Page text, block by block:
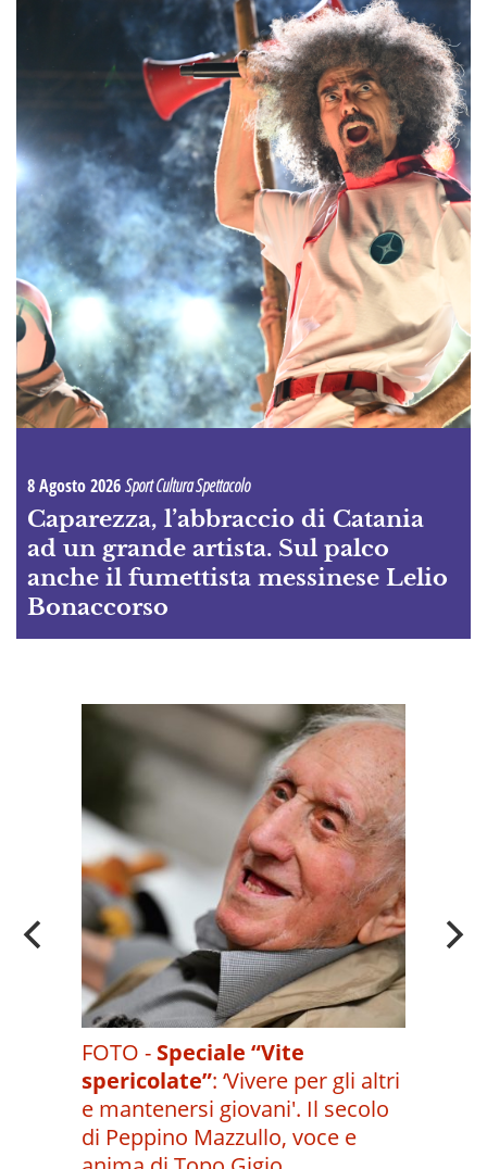
8 Agosto 2026Sport Cultura Spettacolo
Caparezza, l’abbraccio di Catania
ad un grande artista. Sul palco
anche il fumettista messinese Lelio
Bonaccorso
FOTO - Speciale “Vite
spericolate”: ‘Vivere per gli altri
e mantenersi giovani'. Il secolo
di Peppino Mazzullo, voce e